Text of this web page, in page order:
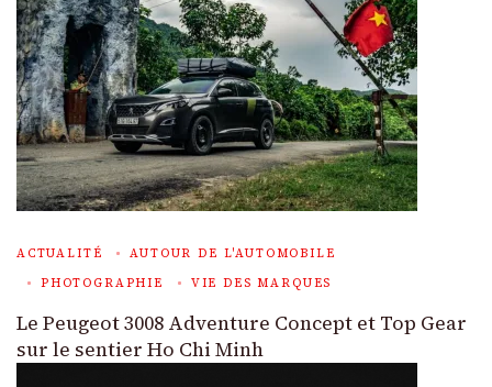
ACTUALITÉ
AUTOUR DE L'AUTOMOBILE
PHOTOGRAPHIE
VIE DES MARQUES
Le Peugeot 3008 Adventure Concept et Top Gear
sur le sentier Ho Chi Minh